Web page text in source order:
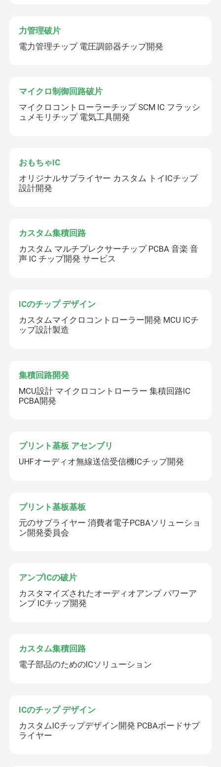
力管理破片
電力管理チップ 電圧調節器チップ開発
マイクロ制御回路破片
マイクロコントローラーチップ SCM IC フラッシ
ュメモリチップ 電気工具開発
おもちゃIC
オリジナルサプライヤー カスタム トイICチップ
設計開発
カスタム集積回路
カスタム マルチプレクサーチップ PCBA 音楽 音
声 IC チップ開発 サービス
ICのチップ デザイン
カスタムマイクロコントローラー開発 MCU ICチ
ップ設計製造
集積回路開発
MCU設計 マイクロコントローラー 集積回路IC
PCBA開発
プリント基板 アセンブリ
UHFオーディオ無線送信受信機ICチップ開発
プリント基板基板
元のサプライヤー 消費者電子PCBAソリューショ
ン開発委員会
アンプICの破片
カスタマイズされたオーディオアンプ パワーア
ンプ ICチップ開発
カスタム集積回路
電子部品のためのICソリューション
ICのチップ デザイン
カスタムICチップデザイン開発 PCBAボードサプ
ライヤー